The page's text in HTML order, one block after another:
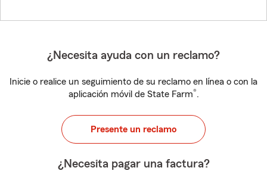
¿Necesita ayuda con un reclamo?
Inicie o realice un seguimiento de su reclamo en línea o con la
aplicación móvil de State Farm®.
Presente un reclamo
¿Necesita pagar una factura?